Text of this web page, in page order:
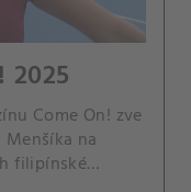
2025
Come On! zve
na
filipínské